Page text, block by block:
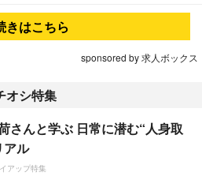
きはこちら
sponsored by 求人ボックス
オシ特集
さんと学ぶ 日常に潜む“人身取
アル
アップ特集